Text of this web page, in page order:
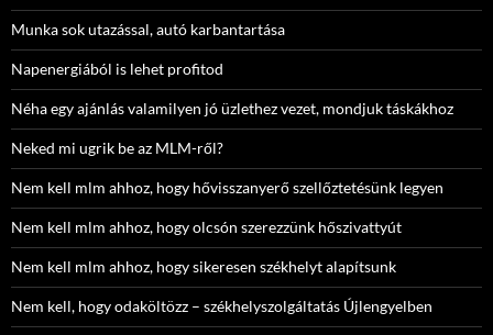
Munka sok utazással, autó karbantartása
Napenergiából is lehet profitod
Néha egy ajánlás valamilyen jó üzlethez vezet, mondjuk táskákhoz
Neked mi ugrik be az MLM-ről?
Nem kell mlm ahhoz, hogy hővisszanyerő szellőztetésünk legyen
Nem kell mlm ahhoz, hogy olcsón szerezzünk hőszivattyút
Nem kell mlm ahhoz, hogy sikeresen székhelyt alapítsunk
Nem kell, hogy odaköltözz – székhelyszolgáltatás Újlengyelben